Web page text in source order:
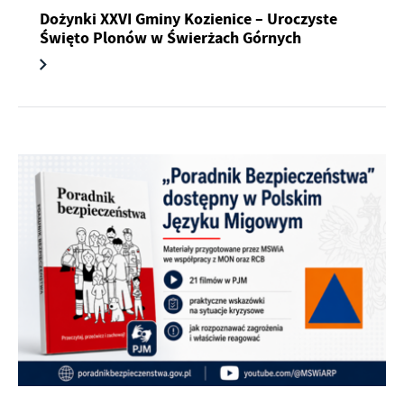
Dożynki XXVI Gminy Kozienice – Uroczyste
Święto Plonów w Świerżach Górnych